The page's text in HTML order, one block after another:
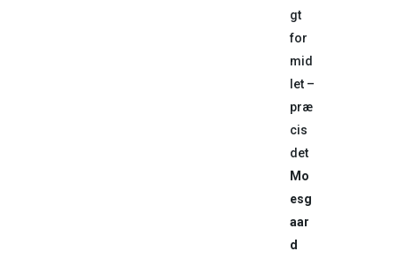
gt
for
mid
let –
præ
cis
det
Mo
esg
aar
d